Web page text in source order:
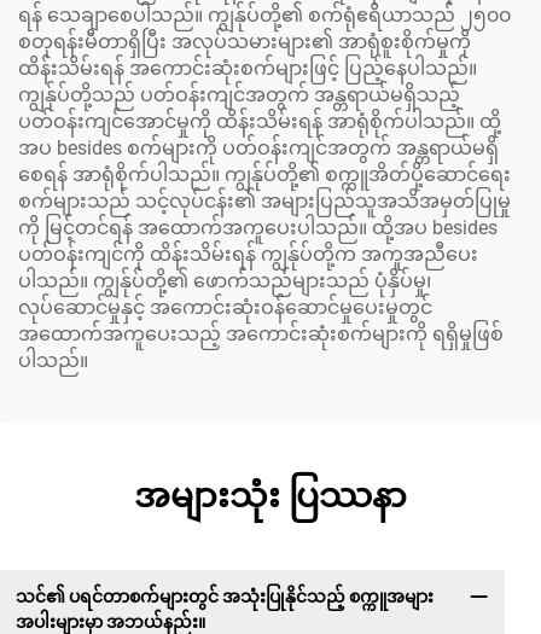
ရန် သေချာစေပါသည်။ ကျွန်ုပ်တို့၏ စက်ရုံဧရိယာသည် ၂၅၀၀
စတုရန်းမီတာရှိပြီး အလုပ်သမားများ၏ အာရုံစူးစိုက်မှုကို
ထိန်းသိမ်းရန် အကောင်းဆုံးစက်များဖြင့် ပြည့်နေပါသည်။
ကျွန်ုပ်တို့သည် ပတ်ဝန်းကျင်အတွက် အန္တရာယ်မရှိသည့်
ပတ်ဝန်းကျင်အောင်မှုကို ထိန်းသိမ်းရန် အာရုံစိုက်ပါသည်။ ထို့
အပ besides စက်များကို ပတ်ဝန်းကျင်အတွက် အန္တရာယ်မရှိ
စေရန် အာရုံစိုက်ပါသည်။ ကျွန်ုပ်တို့၏ စက္ကူအိတ်ပို့ဆောင်ရေး
စက်များသည် သင့်လုပ်ငန်း၏ အများပြည်သူအသိအမှတ်ပြုမှု
ကို မြင့်တင်ရန် အထောက်အကူပေးပါသည်။ ထို့အပ besides
ပတ်ဝန်းကျင်ကို ထိန်းသိမ်းရန် ကျွန်ုပ်တို့က အကူအညီပေး
ပါသည်။ ကျွန်ုပ်တို့၏ ဖောက်သည်များသည် ပုံနှိပ်မှု၊
လုပ်ဆောင်မှုနှင့် အကောင်းဆုံးဝန်ဆောင်မှုပေးမှုတွင်
အထောက်အကူပေးသည့် အကောင်းဆုံးစက်များကို ရရှိမှုဖြစ်
ပါသည်။
အများသုံး ပြဿနာ
သင်၏ ပရင်တာစက်များတွင် အသုံးပြုနိုင်သည့် စက္ကူအများ
အပါးများမှာ အဘယ်နည်း။